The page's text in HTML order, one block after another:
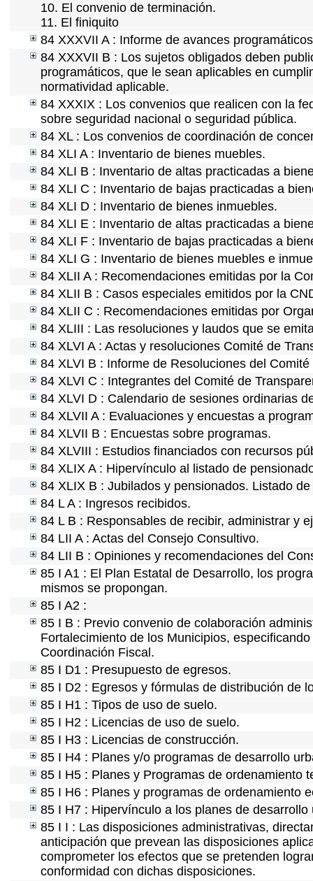
10. El convenio de terminación.
11. El finiquito
84 XXXVII A : Informe de avances
84 XXXVII B : Los sujetos obligados deben
programáticos, que le sean aplicables en
normatividad aplicable.
84 XXXIX : Los convenios que realicen con la
sobre seguridad nacional o seguridad pública.
84 XL : Los convenios de coordinación de
84 XLI A : Inventario de bienes muebles.
84 XLI B : Inventario de altas practicadas a
84 XLI C : Inventario de bajas practicadas a
84 XLI D : Inventario de bienes inmuebles.
84 XLI E : Inventario de altas practicadas a
84 XLI F : Inventario de bajas practicadas a
84 XLI G : Inventario de bienes muebles e
84 XLII A : Recomendaciones emitidas por la
84 XLII B : Casos especiales emitidos por la
84 XLII C : Recomendaciones emitidas por
84 XLIII : Las resoluciones y laudos que se
84 XLVI A : Actas y resoluciones Comité de
84 XLVI B : Informe de Resoluciones del
84 XLVI C : Integrantes del Comité de
84 XLVI D : Calendario de sesiones ordinarias
84 XLVII A : Evaluaciones y encuestas a
84 XLVII B : Encuestas sobre programas.
84 XLVIII : Estudios financiados con recursos
84 XLIX A : Hipervínculo al listado de
84 XLIX B : Jubilados y pensionados. Listado
84 L A : Ingresos recibidos.
84 L B : Responsables de recibir, administrar y
84 LII A : Actas del Consejo Consultivo.
84 LII B : Opiniones y recomendaciones del
85 I A1 : El Plan Estatal de Desarrollo, los
mismos se propongan.
85 I A2 :
85 I B : Previo convenio de colaboración
Fortalecimiento de los Municipios,
Coordinación Fiscal.
85 I D1 : Presupuesto de egresos.
85 I D2 : Egresos y fórmulas de distribución de
85 I H1 : Tipos de uso de suelo.
85 I H2 : Licencias de uso de suelo.
85 I H3 : Licencias de construcción.
85 I H4 : Planes y/o programas de desarrollo
85 I H5 : Planes y Programas de ordenamiento
85 I H6 : Planes y programas de ordenamiento
85 I H7 : Hipervínculo a los planes de desarrollo
85 I I : Las disposiciones administrativas,
anticipación que prevean las disposiciones
comprometer los efectos que se pretenden
conformidad con dichas disposiciones.